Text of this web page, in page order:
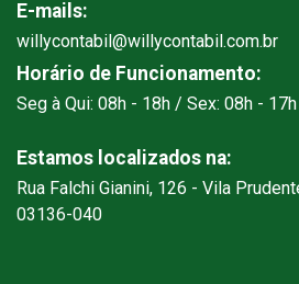
E-mails:
willycontabil@willycontabil.com.br
Horário de Funcionamento:
Seg à Qui: 08h - 18h / Sex: 08h - 17h
Estamos localizados na:
Rua Falchi Gianini, 126 - Vila
03136-040